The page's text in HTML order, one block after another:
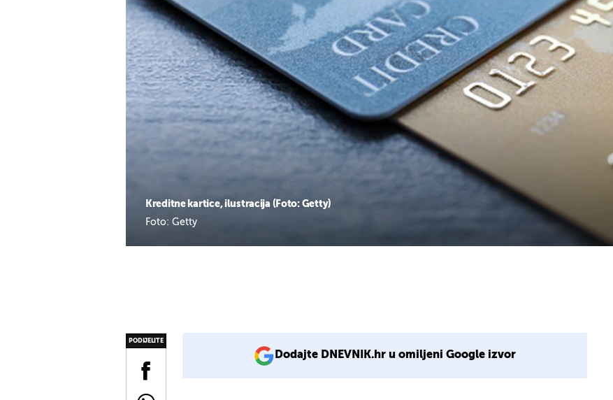
Kreditne kartice, ilustracija (Foto: Getty)
Foto: Getty
PODIJELITE
Dodajte DNEVNIK.hr u omiljeni Google izvor